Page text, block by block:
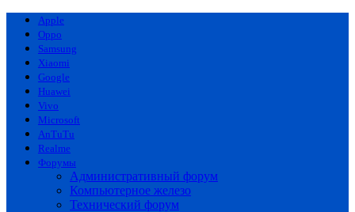
Apple
Oppo
Samsung
Xiaomi
Google
Huawei
Vivo
Microsoft
AnTuTu
Realme
Форумы
Административный форум
Компьютерное железо
Технический форум